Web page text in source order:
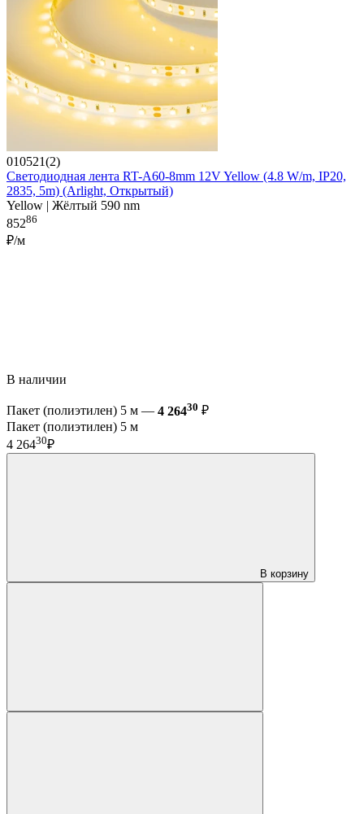
010521(2)
Светодиодная лента RT-A60-8mm 12V Yellow (4.8 W/m, IP20,
2835, 5m) (Arlight, Открытый)
Yellow | Жёлтый 590 nm
85286
₽/м
В наличии
Пакет (полиэтилен) 5 м — 4 26430 ₽
Пакет (полиэтилен) 5 м
4 26430₽
В корзину